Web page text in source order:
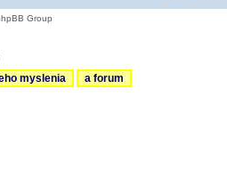
Group
myslenia a forum